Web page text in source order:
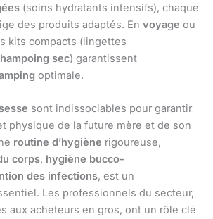
(soins hydratants intensifs), chaque
des produits adaptés. En voyage ou
kits compacts (lingettes
sec) garantissent
optimale.
sont indissociables pour garantir
physique de la future mère et de son
routine d’hygiène rigoureuse,
corps, hygiène bucco-
des infections, est un
Les professionnels du secteur,
aux acheteurs en gros, ont un rôle clé